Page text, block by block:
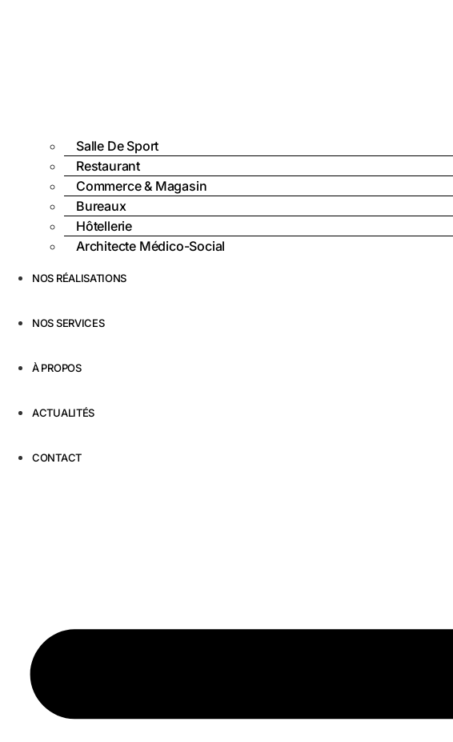
Salle De Sport
Restaurant
Commerce & Magasin
Bureaux
Hôtellerie
Architecte Médico-Social
NOS RÉALISATIONS
NOS SERVICES
À PROPOS
ACTUALITÉS
CONTACT